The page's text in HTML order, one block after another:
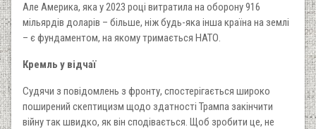
Але Америка, яка у 2023 році витратила на оборону 916
мільярдів доларів – більше, ніж будь-яка інша країна на землі
– є фундаментом, на якому тримається НАТО.
Кремль у відчаї
Судячи з повідомлень з фронту, спостерігається широко
поширений скептицизм щодо здатності Трампа закінчити
війну так швидко, як він сподівається. Щоб зробити це, не